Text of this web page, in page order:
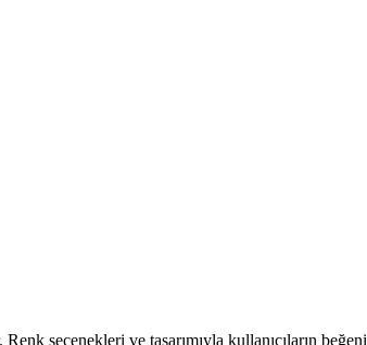
seçenekleri ve tasarımıyla kullanıcıların